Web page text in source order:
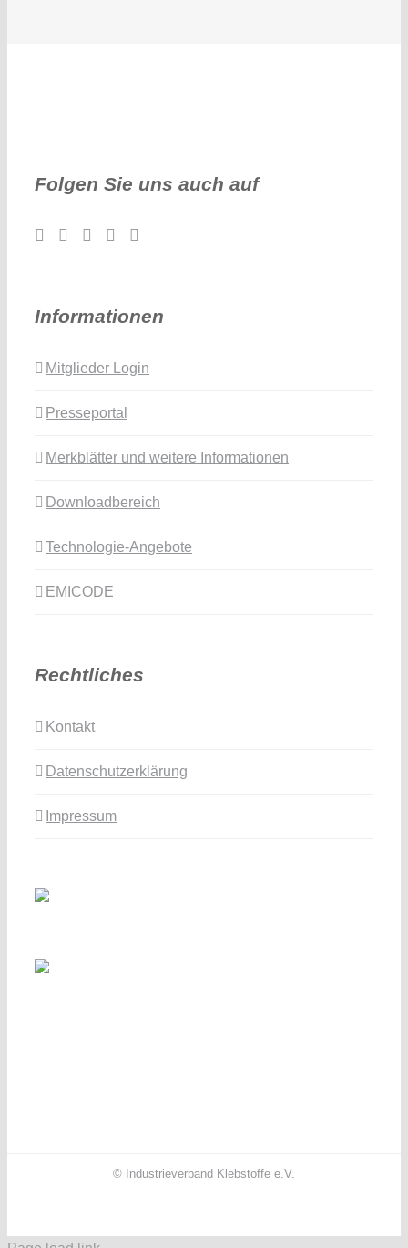
Folgen Sie uns auch auf
Informationen
Mitglieder Login
Presseportal
Merkblätter und weitere Informationen
Downloadbereich
Technologie-Angebote
EMICODE
Rechtliches
Kontakt
Datenschutzerklärung
Impressum
© Industrieverband Klebstoffe e.V.